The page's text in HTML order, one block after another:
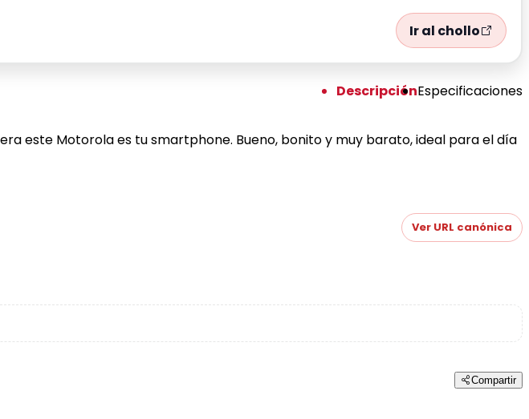
Ir al chollo
DescripciónEspecificaciones
este Motorola es tu smartphone. Bueno, bonito y muy barato, ideal para el día
Ver URL canónica
Compartir